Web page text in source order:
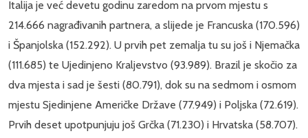
Italija je već devetu godinu zaredom na prvom mjestu s
214.666 nagrađivanih partnera, a slijede je Francuska (170.596)
i Španjolska (152.292). U prvih pet zemalja tu su još i Njemačka
(111.685) te Ujedinjeno Kraljevstvo (93.989). Brazil je skočio za
dva mjesta i sad je šesti (80.791), dok su na sedmom i osmom
mjestu Sjedinjene Američke Države (77.949) i Poljska (72.619).
Prvih deset upotpunjuju još Grčka (71.230) i Hrvatska (58.707).